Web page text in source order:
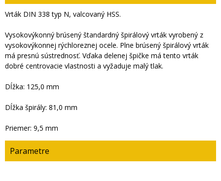
Vrták DIN 338 typ N, valcovaný HSS.
Vysokovýkonný brúsený štandardný špirálový vrták vyrobený z
vysokovýkonnej rýchloreznej ocele. Plne brúsený špirálový vrták
má presnú sústrednosť. Vďaka delenej špičke má tento vrták
dobré centrovacie vlastnosti a vyžaduje malý tlak.
Dĺžka: 125,0 mm
Dĺžka špirály: 81,0 mm
Priemer: 9,5 mm
Parametre